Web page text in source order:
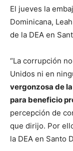
El jueves la
Dominicana,
de la DEA en
“La corrupción
Unidos ni en
vergonzosa de
para beneficio
percepción de
que dirijo. Por
la DEA en Santo